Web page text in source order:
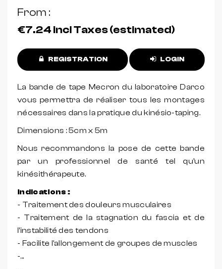
From
€7.24incl Taxes (estimated)
REGISTRATION LOGIN
La bande de tape Mecron du laboratoire Darco
vous permettra de réaliser tous les montages
nécessaires dans la pratique du kinésio-taping.
Dimensions : 5cm x 5m
Nous recommandons la pose de cette bande
par un professionnel de santé tel qu'un
kinésithérapeute.
Indications :
- Traitement des douleurs musculaires
- Traitement de la stagnation du fascia et de
l'instabilité des tendons
- Facilite l'allongement de groupes de muscles
-...